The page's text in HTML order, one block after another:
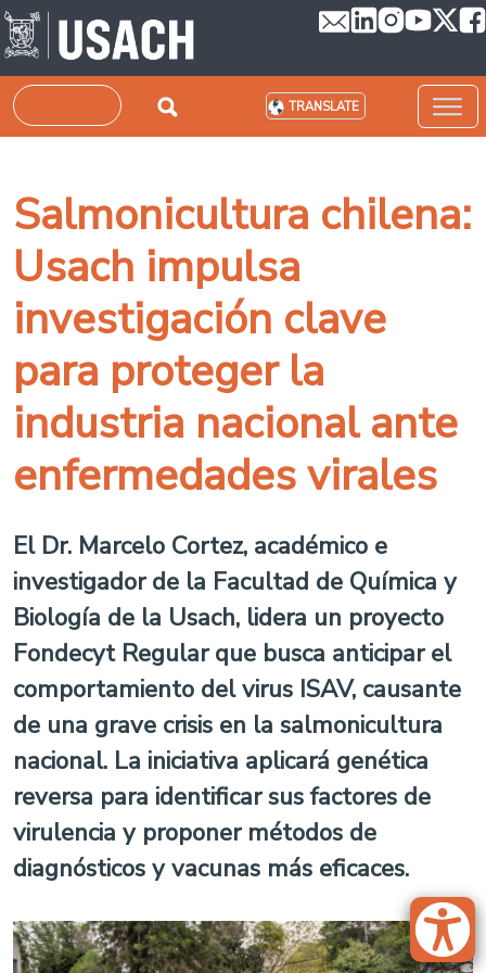
Skip to main content
Search TRANSLATE
Salmonicultura chilena:
Usach impulsa
investigación clave
para proteger la
industria nacional ante
enfermedades virales
El Dr. Marcelo Cortez, académico e
investigador de la Facultad de Química y
Biología de la Usach, lidera un proyecto
Fondecyt Regular que busca anticipar el
comportamiento del virus ISAV, causante
de una grave crisis en la salmonicultura
nacional. La iniciativa aplicará genética
reversa para identificar sus factores de
virulencia y proponer métodos de
diagnósticos y vacunas más eficaces.